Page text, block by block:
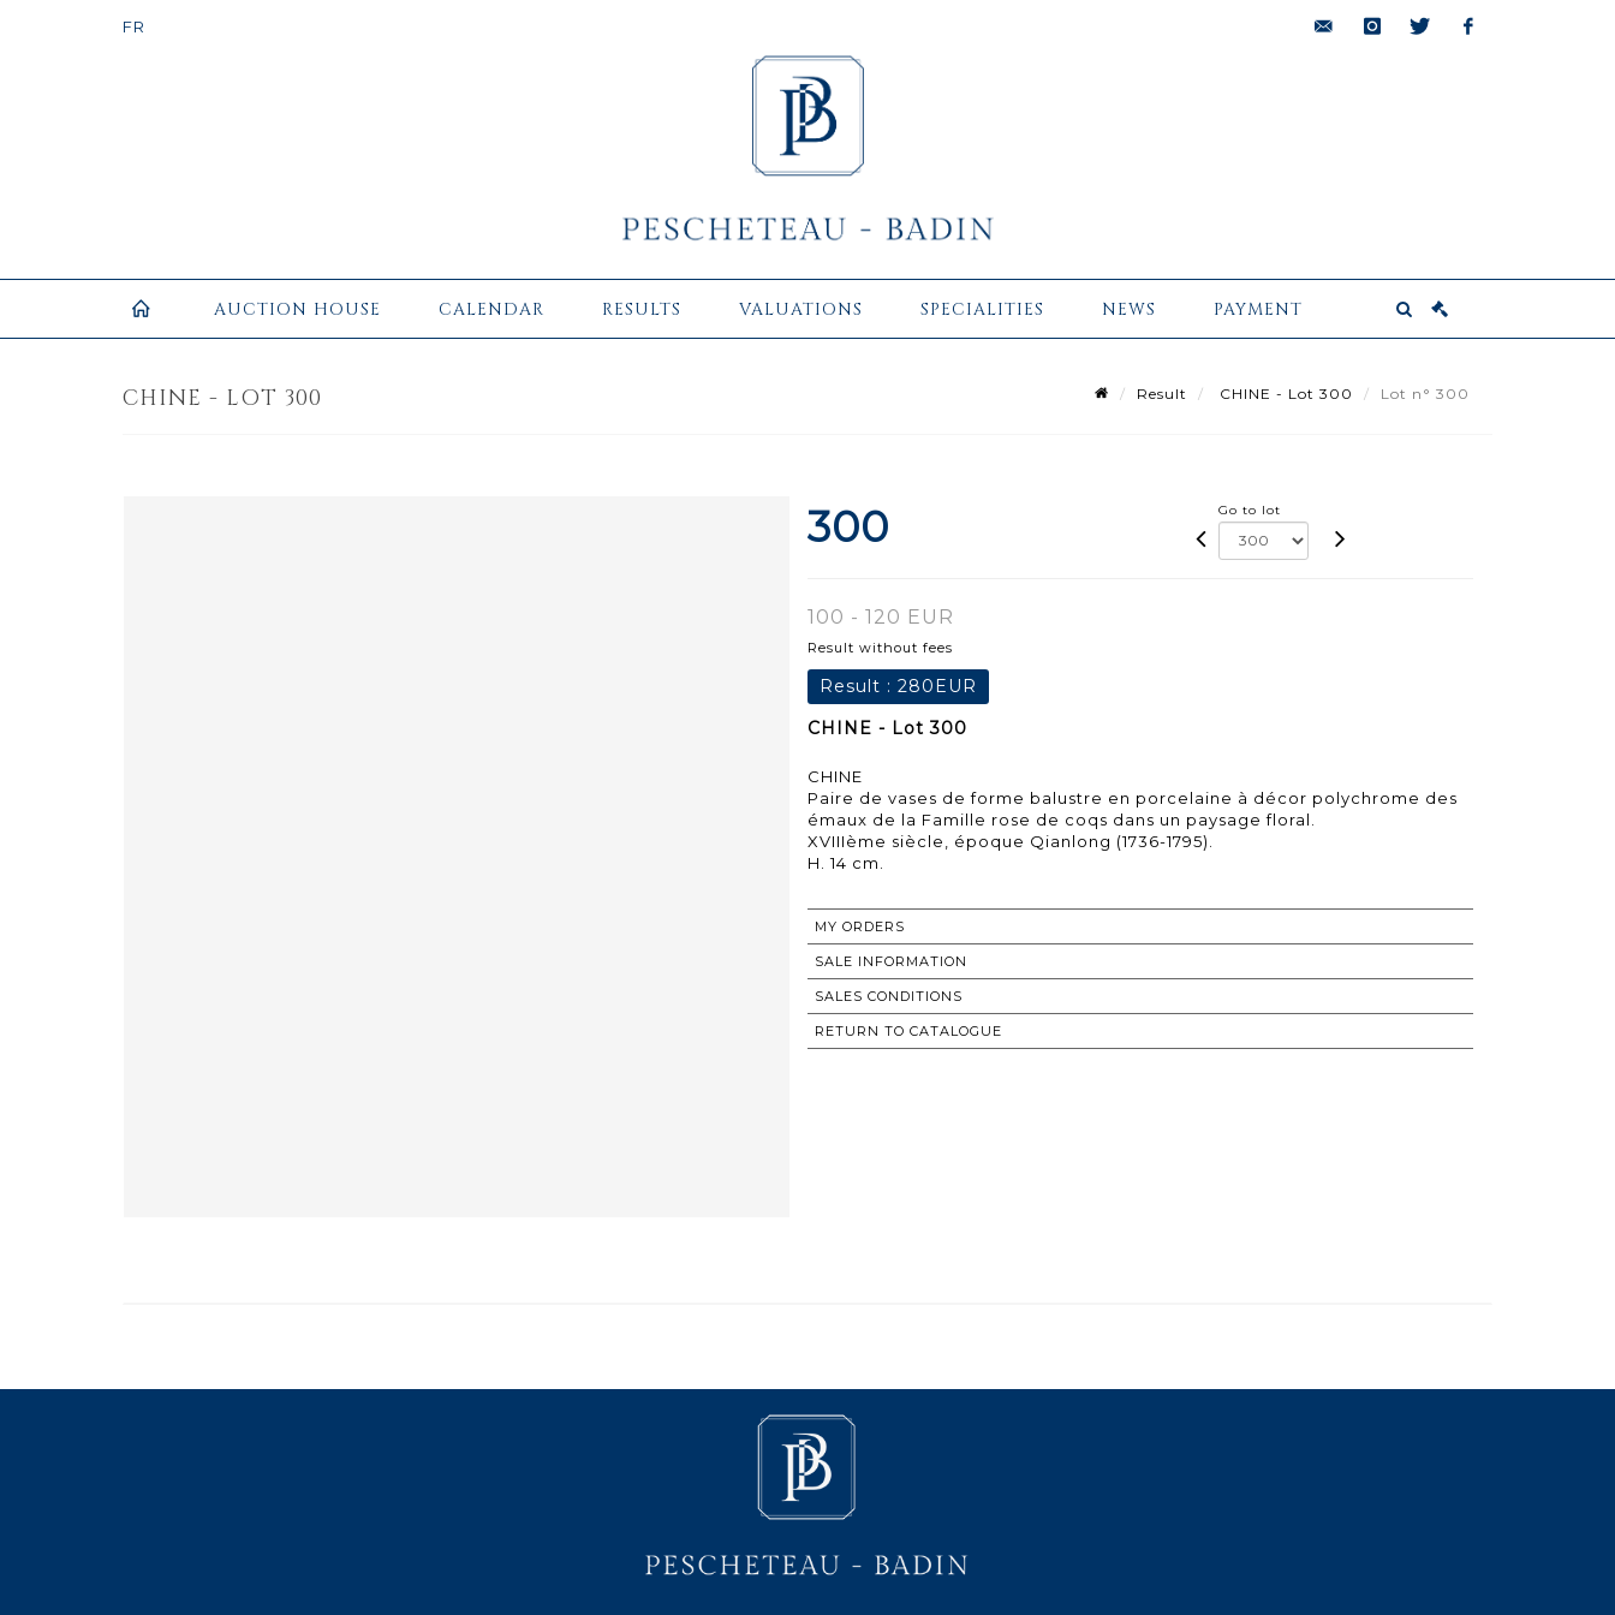
AUCTION HOUSE CALENDAR RESULTS VALUATIONS SPECIALITIES NEWS PAYMENT
CHINE - LOT 300 Result CHINE - Lot 300 Lot n° 300
300 Go to lot
100 - 120 EUR
Result without fees
Result : 280EUR
CHINE - Lot 300
CHINE
Paire de vases de forme balustre en porcelaine à décor polychrome des
émaux de la Famille rose de coqs dans un paysage floral.
XVIIIème siècle, époque Qianlong (1736-1795).
H. 14 cm.
MY ORDERS
SALE INFORMATION
SALES CONDITIONS
RETURN TO CATALOGUE